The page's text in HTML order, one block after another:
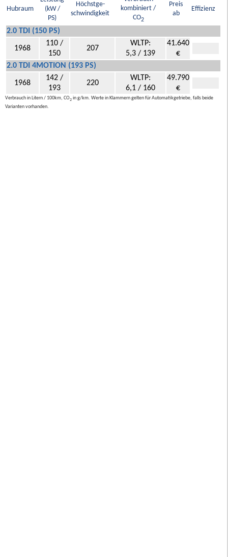
Hubraum
(kW /
PS)
Höchstge-
schwindigkeit
kombiniert /
CO2
Preis
ab
Effizienz
2.0 TDI (150 PS)
1968
110 /
150
207
WLTP:
5,3 / 139
41.640
€
2.0 TDI 4MOTION (193 PS)
1968
142 /
193
220
WLTP:
6,1 / 160
49.790
€
Verbrauch in Litern / 100km, CO2 in g/km. Werte in Klammern gelten für Automatikgetriebe, falls beide
Varianten vorhanden.